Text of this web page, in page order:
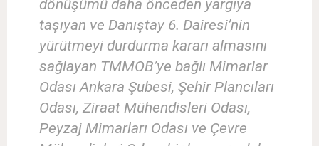
dönüşümü daha önceden yargıya
taşıyan ve Danıştay 6. Dairesi’nin
yürütmeyi durdurma kararı almasını
sağlayan TMMOB’ye bağlı Mimarlar
Odası Ankara Şubesi, Şehir Plancıları
Odası, Ziraat Mühendisleri Odası,
Peyzaj Mimarları Odası ve Çevre